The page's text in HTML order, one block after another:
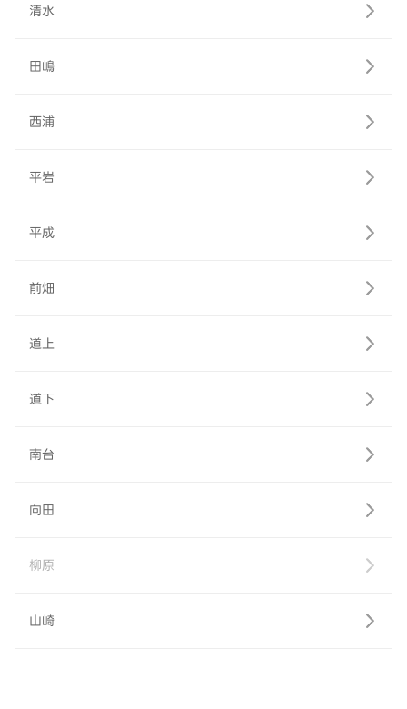
清水
田嶋
西浦
平岩
平成
前畑
道上
道下
南台
向田
柳原
山崎